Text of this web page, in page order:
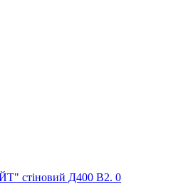
стіновий Д400 В2. 0